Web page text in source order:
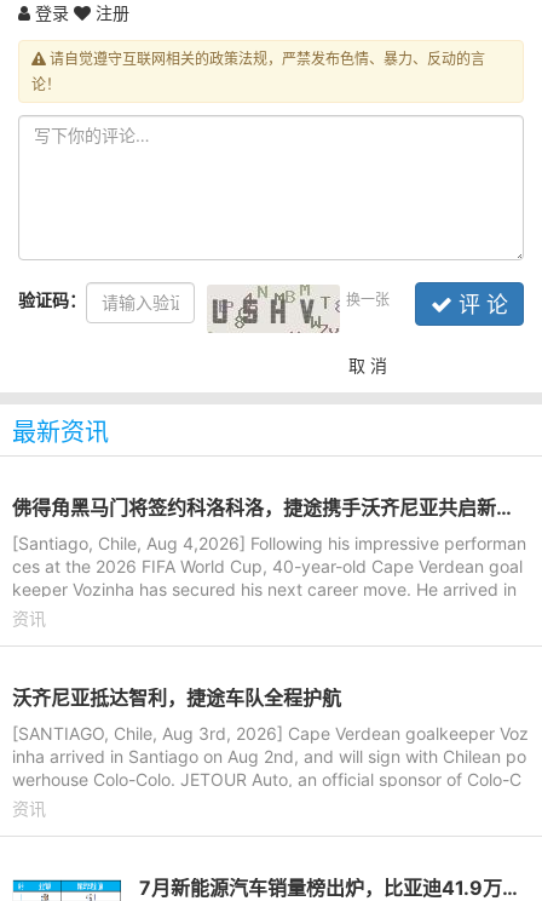
登录 注册
请自觉遵守互联网相关的政策法规，严禁发布色情、暴力、反动的言
论！
验证码： 换一张 评 论
取 消
最新资讯
佛得角黑马门将签约科洛科洛，捷途携手沃齐尼亚共启新旅程
[Santiago, Chile, Aug 4,2026] Following his impressive performan
ces at the 2026 FIFA World Cup, 40-year-old Cape Verdean goal
keeper Vozinha has secured his next career move. He arrived in
Santiago, Ch
资讯
沃齐尼亚抵达智利，捷途车队全程护航
[SANTIAGO, Chile, Aug 3rd, 2026] Cape Verdean goalkeeper Voz
inha arrived in Santiago on Aug 2nd, and will sign with Chilean po
werhouse Colo-Colo. JETOUR Auto, an official sponsor of Colo-C
olo, arrange
资讯
7月新能源汽车销量榜出炉，比亚迪41.9万辆稳居榜首